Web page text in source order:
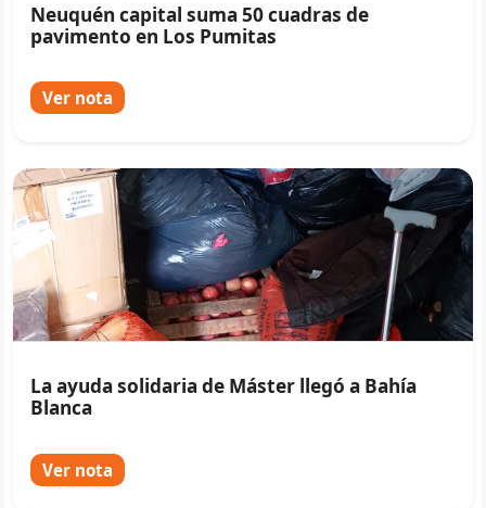
Neuquén capital suma 50 cuadras de
pavimento en Los Pumitas
Ver nota
La ayuda solidaria de Máster llegó a Bahía
Blanca
Ver nota